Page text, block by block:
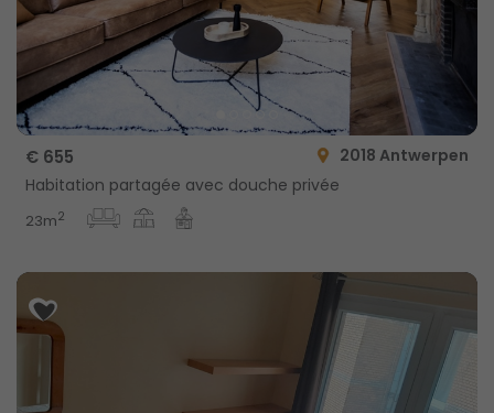
€ 655
2018 Antwerpen
Habitation partagée avec douche privée
23m2